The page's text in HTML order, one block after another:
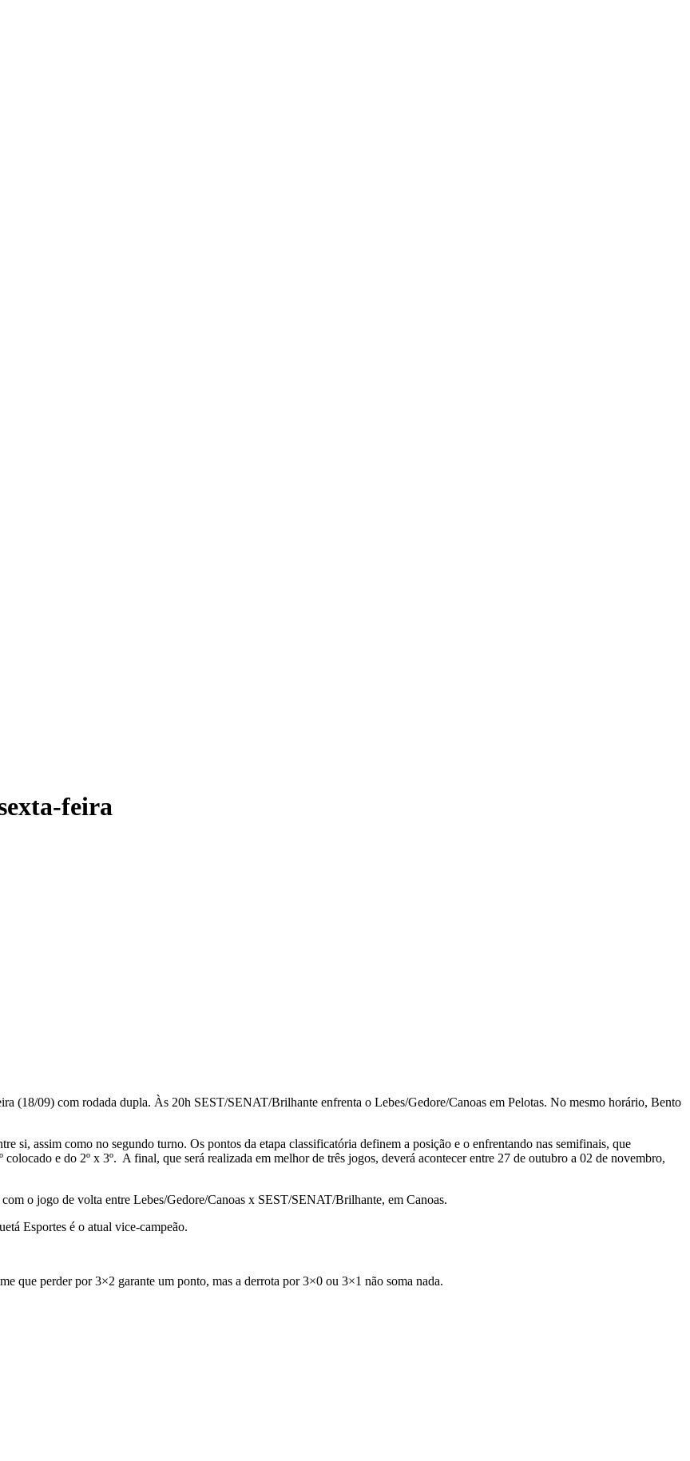
feira
(18/09) com rodada dupla. Às 20h SEST/SENAT/Brilhante enfrenta o Lebes/Gedore/Canoas em Pelotas. No mesmo horário, Bento
si, assim como no segundo turno. Os pontos da etapa classificatória definem a posição e o enfrentando nas semifinais, que
e do 2º x 3º. A final, que será realizada em melhor de três jogos, deverá acontecer entre 27 de outubro a 02 de novembro,
o jogo de volta entre Lebes/Gedore/Canoas x SEST/SENAT/Brilhante, em Canoas.
Esportes é o atual vice-campeão.
que perder por 3×2 garante um ponto, mas a derrota por 3×0 ou 3×1 não soma nada.